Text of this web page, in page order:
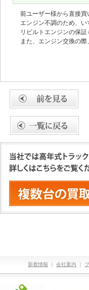
前ユーザー様から直接買
エンジン不調のため、
リビルトエンジンの保証
また、エンジン交換の
新着情報 会社案内